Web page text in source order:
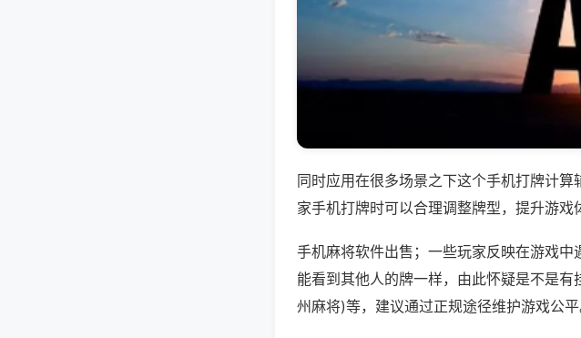
同时应用在很多场景之下这个手机打牌计
家手机打牌时可以合理调整牌型，提升游戏
手机麻将软件出售；一些玩家反映在游戏
能看到其他人的牌一样，由此怀疑是不是
州麻将)等，建议通过正规途径维护游戏公平